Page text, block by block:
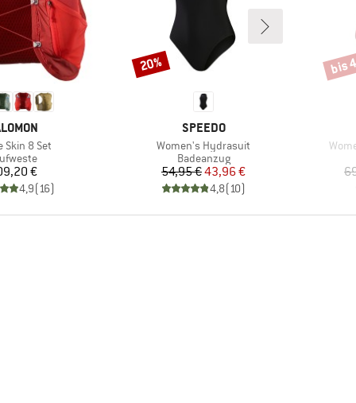
Skin 8 Set
Preis
€
4,9(16)
MARKE
SPEEDO
Artikel
Women's Hydrasuit
Produktgruppe
Badeanzug
Preis
54,95 €reduzierter Preis
43,96 €
4,8(10)
Rabatt
20% bis